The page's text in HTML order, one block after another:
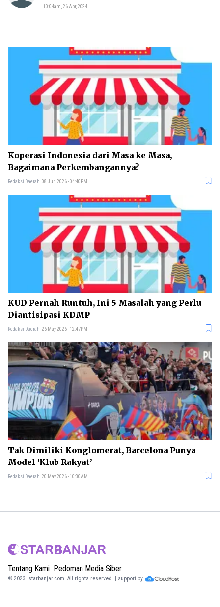
10:04am, 26 Apr, 2024
Koperasi Indonesia dari Masa ke Masa,
Bagaimana Perkembangannya?
Redaksi Daerah 08 Jun 2026 - 04:40PM
KUD Pernah Runtuh, Ini 5 Masalah yang Perlu
Diantisipasi KDMP
Redaksi Daerah 26 May 2026 - 12:47PM
Tak Dimiliki Konglomerat, Barcelona Punya
Model ‘Klub Rakyat’
Redaksi Daerah 20 May 2026 - 10:30AM
Tentang Kami Pedoman Media Siber
© 2023. starbanjar.com. All rights reserved. | support by